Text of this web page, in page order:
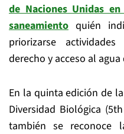
de Naciones Unidas
saneamiento quién
priorizarse
derecho y acceso al agua
En la quinta edición de
Diversidad Biológica
también se reconoce